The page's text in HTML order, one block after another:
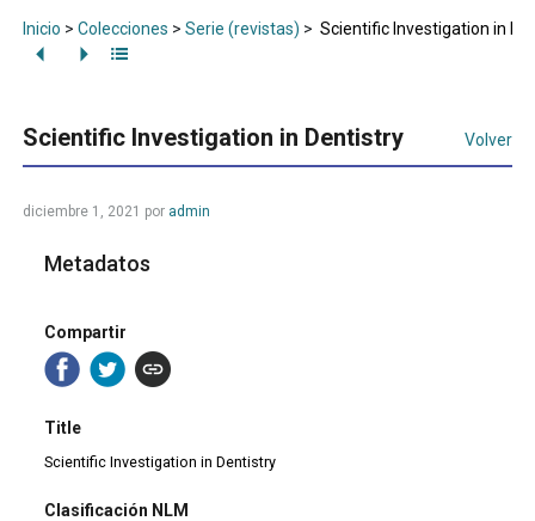
Inicio > Colecciones > Serie (revistas) > Scientific Investigation in
Scientific Investigation in Dentistry Volver
diciembre 1, 2021 por admin
Metadatos
Compartir
Title
Scientific Investigation in Dentistry
Clasificación NLM